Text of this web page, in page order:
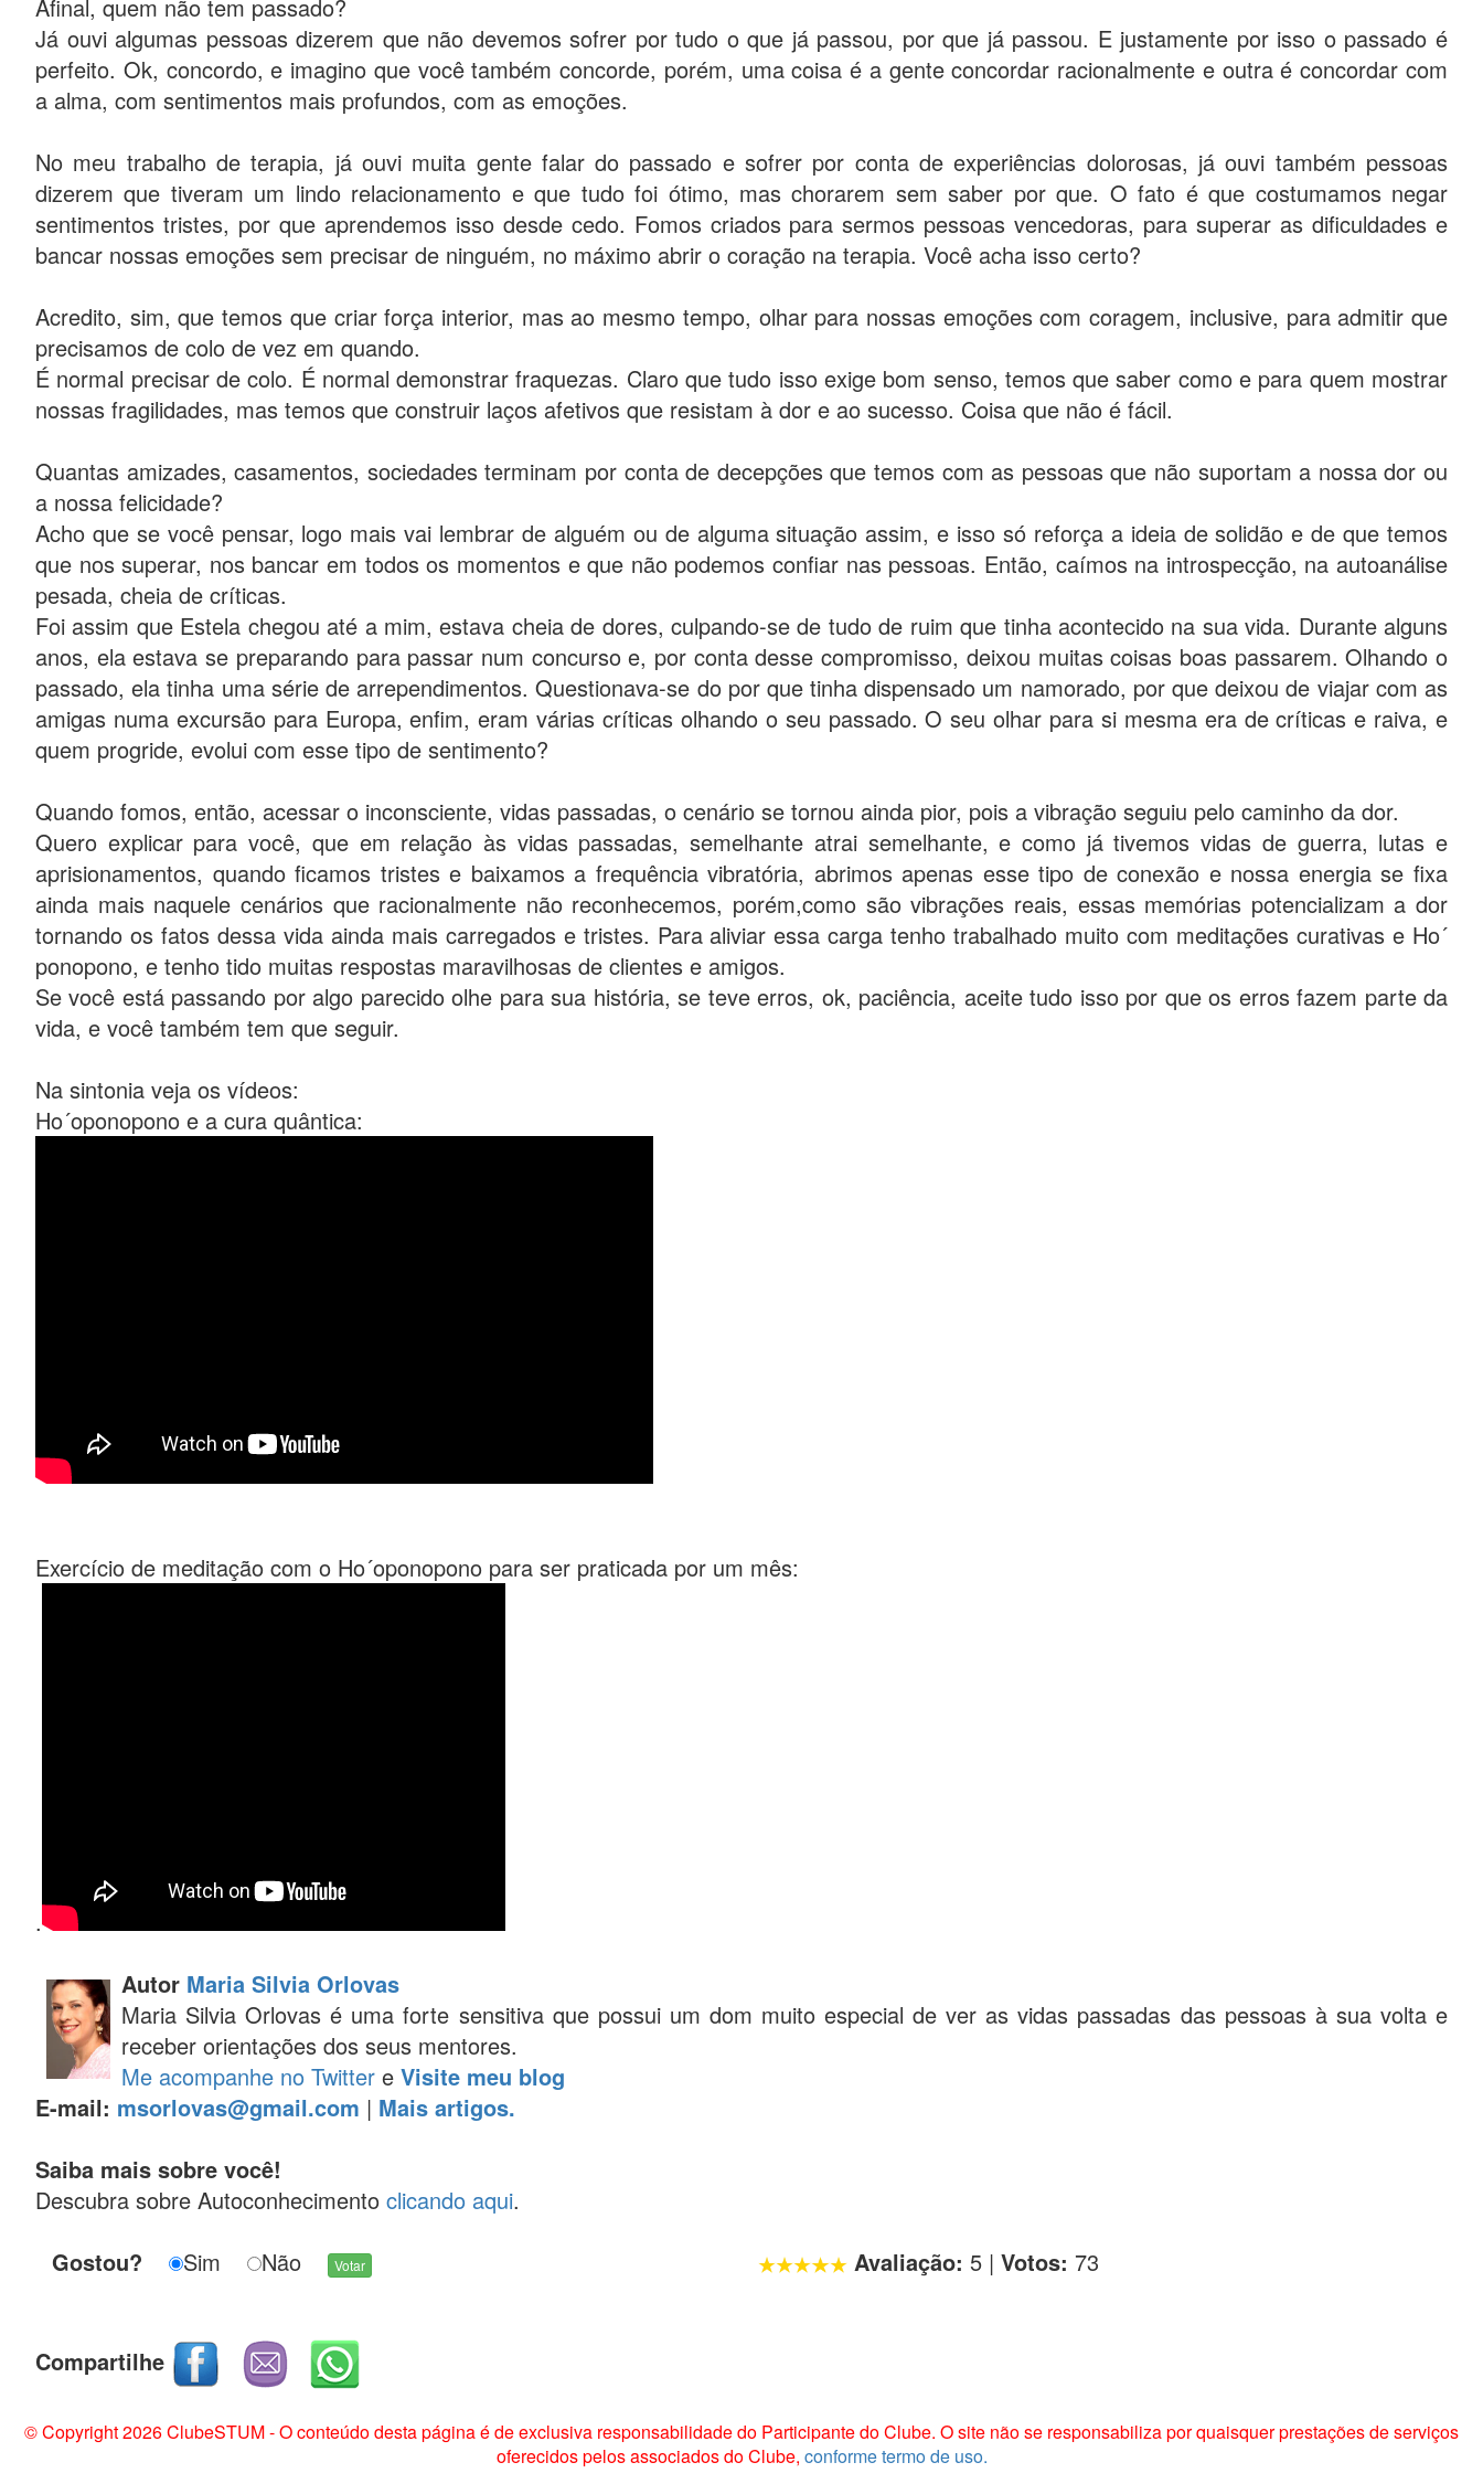
Afinal, quem não tem passado?
Já ouvi algumas pessoas dizerem que não devemos sofrer por tudo o que já passou, por que já passou. E justamente por isso o passado é
perfeito. Ok, concordo, e imagino que você também concorde, porém, uma coisa é a gente concordar racionalmente e outra é concordar com
a alma, com sentimentos mais profundos, com as emoções.
No meu trabalho de terapia, já ouvi muita gente falar do passado e sofrer por conta de experiências dolorosas, já ouvi também pessoas
dizerem que tiveram um lindo relacionamento e que tudo foi ótimo, mas chorarem sem saber por que. O fato é que costumamos negar
sentimentos tristes, por que aprendemos isso desde cedo. Fomos criados para sermos pessoas vencedoras, para superar as dificuldades e
bancar nossas emoções sem precisar de ninguém, no máximo abrir o coração na terapia. Você acha isso certo?
Acredito, sim, que temos que criar força interior, mas ao mesmo tempo, olhar para nossas emoções com coragem, inclusive, para admitir que
precisamos de colo de vez em quando.
É normal precisar de colo. É normal demonstrar fraquezas. Claro que tudo isso exige bom senso, temos que saber como e para quem mostrar
nossas fragilidades, mas temos que construir laços afetivos que resistam à dor e ao sucesso. Coisa que não é fácil.
Quantas amizades, casamentos, sociedades terminam por conta de decepções que temos com as pessoas que não suportam a nossa dor ou
a nossa felicidade?
Acho que se você pensar, logo mais vai lembrar de alguém ou de alguma situação assim, e isso só reforça a ideia de solidão e de que temos
que nos superar, nos bancar em todos os momentos e que não podemos confiar nas pessoas. Então, caímos na introspecção, na autoanálise
pesada, cheia de críticas.
Foi assim que Estela chegou até a mim, estava cheia de dores, culpando-se de tudo de ruim que tinha acontecido na sua vida. Durante alguns
anos, ela estava se preparando para passar num concurso e, por conta desse compromisso, deixou muitas coisas boas passarem. Olhando o
passado, ela tinha uma série de arrependimentos. Questionava-se do por que tinha dispensado um namorado, por que deixou de viajar com as
amigas numa excursão para Europa, enfim, eram várias críticas olhando o seu passado. O seu olhar para si mesma era de críticas e raiva, e
quem progride, evolui com esse tipo de sentimento?
Quando fomos, então, acessar o inconsciente, vidas passadas, o cenário se tornou ainda pior, pois a vibração seguiu pelo caminho da dor.
Quero explicar para você, que em relação às vidas passadas, semelhante atrai semelhante, e como já tivemos vidas de guerra, lutas e
aprisionamentos, quando ficamos tristes e baixamos a frequência vibratória, abrimos apenas esse tipo de conexão e nossa energia se fixa
ainda mais naquele cenários que racionalmente não reconhecemos, porém,como são vibrações reais, essas memórias potencializam a dor
tornando os fatos dessa vida ainda mais carregados e tristes. Para aliviar essa carga tenho trabalhado muito com meditações curativas e Ho´
ponopono, e tenho tido muitas respostas maravilhosas de clientes e amigos.
Se você está passando por algo parecido olhe para sua história, se teve erros, ok, paciência, aceite tudo isso por que os erros fazem parte da
vida, e você também tem que seguir.
Na sintonia veja os vídeos:
Ho´oponopono e a cura quântica:
Exercício de meditação com o Ho´oponopono para ser praticada por um mês:
.
Autor Maria Silvia Orlovas
Maria Silvia Orlovas é uma forte sensitiva que possui um dom muito especial de ver as vidas passadas das pessoas à sua volta e
receber orientações dos seus mentores.
Me acompanhe no Twitter e Visite meu blog
E-mail: msorlovas@gmail.com | Mais artigos.
Saiba mais sobre você!
Descubra sobre Autoconhecimento clicando aqui.
Gostou?
Sim Não Avaliação: 5| Votos: 73
Compartilhe
© Copyright 2026 ClubeSTUM - O conteúdo desta página é de exclusiva responsabilidade do Participante do Clube. O site não se responsabiliza por quaisquer prestações de serviços
oferecidos pelos associados do Clube, conforme termo de uso.